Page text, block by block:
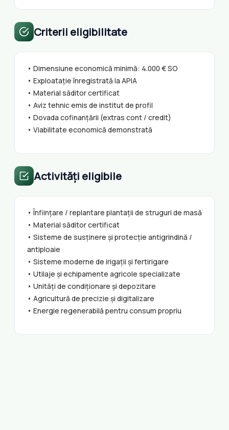
Criterii eligibilitate
• Dimensiune economică minimă: 4.000 € SO
• Exploatație înregistrată la APIA
• Material săditor certificat
• Aviz tehnic emis de institut de profil
• Dovada cofinanțării (extras cont / credit)
• Viabilitate economică demonstrată
Activități eligibile
• Înființare / replantare plantații de struguri de masă
• Material săditor certificat
• Sisteme de susținere și protecție antigrindină /
antiploaie
• Sisteme moderne de irigații și fertirigare
• Utilaje și echipamente agricole specializate
• Unități de condiționare și depozitare
• Agricultură de precizie și digitalizare
• Energie regenerabilă pentru consum propriu